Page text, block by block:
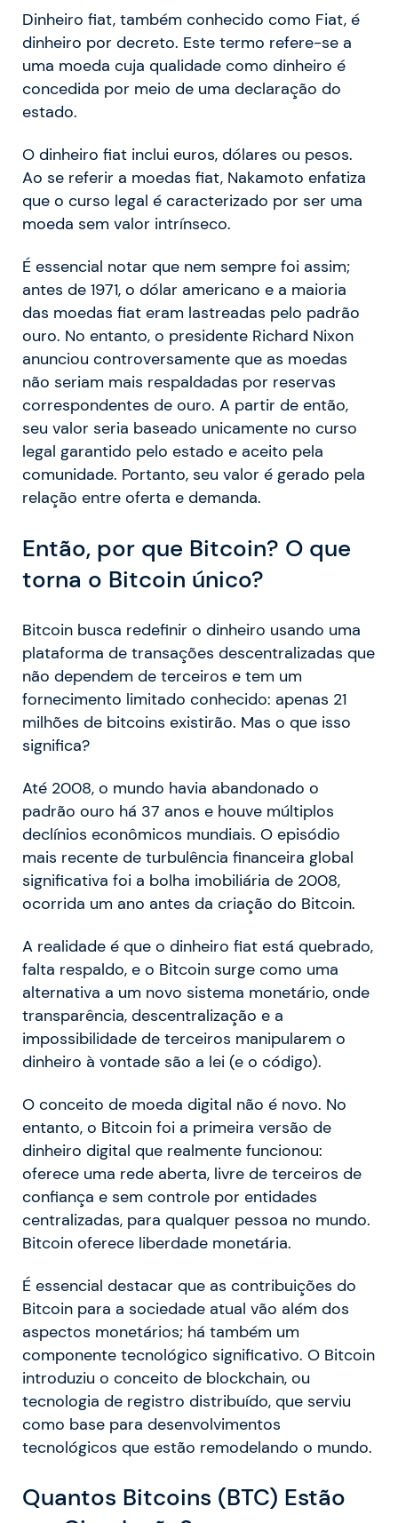
Dinheiro fiat, também conhecido como Fiat, é
dinheiro por decreto. Este termo refere-se a
uma moeda cuja qualidade como dinheiro é
concedida por meio de uma declaração do
estado.
O dinheiro fiat inclui euros, dólares ou pesos.
Ao se referir a moedas fiat, Nakamoto enfatiza
que o curso legal é caracterizado por ser uma
moeda sem valor intrínseco.
É essencial notar que nem sempre foi assim;
antes de 1971, o dólar americano e a maioria
das moedas fiat eram lastreadas pelo padrão
ouro. No entanto, o presidente Richard Nixon
anunciou controversamente que as moedas
não seriam mais respaldadas por reservas
correspondentes de ouro. A partir de então,
seu valor seria baseado unicamente no curso
legal garantido pelo estado e aceito pela
comunidade. Portanto, seu valor é gerado pela
relação entre oferta e demanda.
Então, por que Bitcoin? O que
torna o Bitcoin único?
Bitcoin busca redefinir o dinheiro usando uma
plataforma de transações descentralizadas que
não dependem de terceiros e tem um
fornecimento limitado conhecido: apenas 21
milhões de bitcoins existirão. Mas o que isso
significa?
Até 2008, o mundo havia abandonado o
padrão ouro há 37 anos e houve múltiplos
declínios econômicos mundiais. O episódio
mais recente de turbulência financeira global
significativa foi a bolha imobiliária de 2008,
ocorrida um ano antes da criação do Bitcoin.
A realidade é que o dinheiro fiat está quebrado,
falta respaldo, e o Bitcoin surge como uma
alternativa a um novo sistema monetário, onde
transparência, descentralização e a
impossibilidade de terceiros manipularem o
dinheiro à vontade são a lei (e o código).
O conceito de moeda digital não é novo. No
entanto, o Bitcoin foi a primeira versão de
dinheiro digital que realmente funcionou:
oferece uma rede aberta, livre de terceiros de
confiança e sem controle por entidades
centralizadas, para qualquer pessoa no mundo.
Bitcoin oferece liberdade monetária.
É essencial destacar que as contribuições do
Bitcoin para a sociedade atual vão além dos
aspectos monetários; há também um
componente tecnológico significativo. O Bitcoin
introduziu o conceito de blockchain, ou
tecnologia de registro distribuído, que serviu
como base para desenvolvimentos
tecnológicos que estão remodelando o mundo.
Quantos Bitcoins (BTC) Estão